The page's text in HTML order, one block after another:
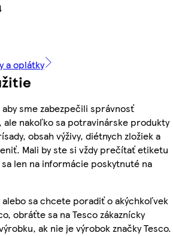
a oplátky
sme zabezpečili správnosť
nakoľko sa potravinárske produkty
obsah výživy, diétnych zložiek a
Mali by ste si vždy prečítať etiketu
len na informácie poskytnuté na
alebo sa chcete poradiť o akýchkoľvek
obráťte sa na Tesco zákaznícky
ak nie je výrobok značky Tesco.